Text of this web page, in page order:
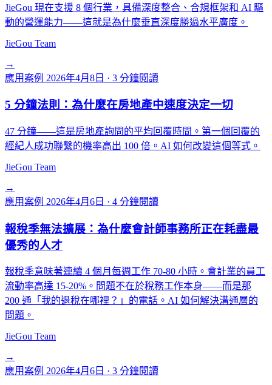
JieGou 現在支援 8 個行業，具備深度整合、合規框架和 AI 驅
動的營運能力——這就是為什麼垂直深度勝過水平廣度。
JieGou Team
→
應用案例 2026年4月8日 · 3 分鐘閱讀
5 分鐘法則：為什麼在房地產中速度決定一切
47 分鐘——這是房地產詢問的平均回覆時間。第一個回覆的
經紀人成功聯繫的機率高出 100 倍。AI 如何改變這個等式。
JieGou Team
→
應用案例 2026年4月6日 · 4 分鐘閱讀
報稅季無法擴展：為什麼會計師事務所正在耗盡最
優秀的人才
報稅季意味著連續 4 個月每週工作 70-80 小時。會計業的員工
流動率高達 15-20%。問題不在於稅務工作本身——而是那
200 通「我的退稅在哪裡？」的電話。AI 如何解決溝通層的
問題。
JieGou Team
→
應用案例 2026年4月6日 · 3 分鐘閱讀